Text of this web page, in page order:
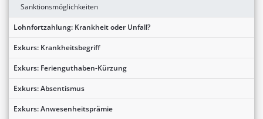
Sanktionsmöglichkeiten
Lohnfortzahlung: Krankheit oder Unfall?
Exkurs: Krankheitsbegriff
Exkurs: Ferienguthaben-Kürzung
Exkurs: Absentismus
Exkurs: Anwesenheitsprämie